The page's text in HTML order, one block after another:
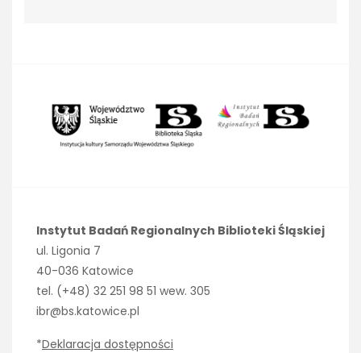
Instytut Badań Regionalnych Biblioteki Śląskiej
ul. Ligonia 7
40-036 Katowice
tel. (+48) 32 251 98 51 wew. 305
ibr@bs.katowice.pl
*Deklaracja dostępności